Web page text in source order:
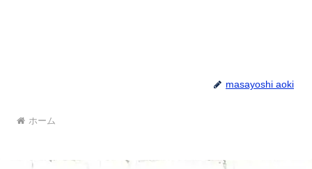
弊社は、保有する個⼈情報に関して適⽤される⽇本の法
を適宜⾒直し、その改善に努めます。
■ お問い合わせ
masayoshi aoki
ホーム